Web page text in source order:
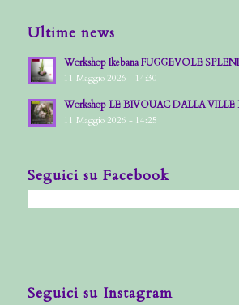
Ultime news
Workshop Ikebana FUGGEVOLE
11 Maggio 2026 - 14:30
Workshop LE BIVOUAC DALLA VILLE
11 Maggio 2026 - 14:25
Seguici su Facebook
Seguici su Instagram